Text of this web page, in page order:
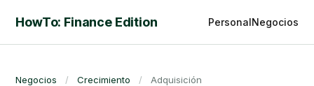
HowTo: Finance Edition PersonalNegocios
Negocios / Crecimiento / Adquisición